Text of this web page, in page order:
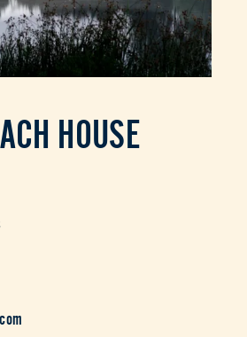
HOUSE